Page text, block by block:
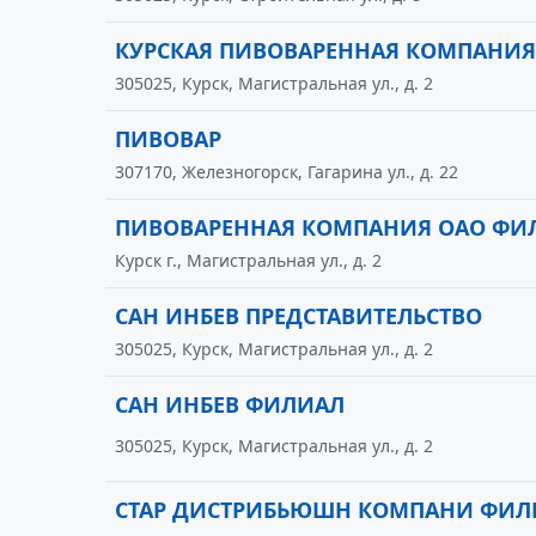
КУРСКАЯ ПИВОВАРЕННАЯ КОМПАНИЯ
305025, Курск, Магистральная ул., д. 2
ПИВОВАР
307170, Железногорск, Гагарина ул., д. 22
ПИВОВАРЕННАЯ КОМПАНИЯ ОАО
Курск г., Магистральная ул., д. 2
САН ИНБЕВ ПРЕДСТАВИТЕЛЬСТВО
305025, Курск, Магистральная ул., д. 2
САН ИНБЕВ ФИЛИАЛ
305025, Курск, Магистральная ул., д. 2
СТАР ДИСТРИБЬЮШН КОМПАНИ